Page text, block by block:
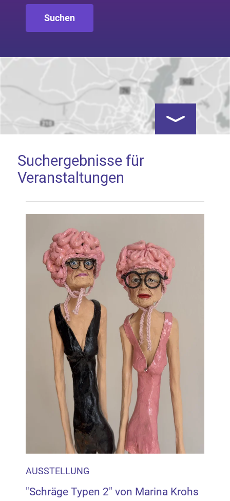
Google Map laden
Mit dem Laden der Karte akzeptieren Sie, dass die
Anwendung Google Maps beim Aktivieren von
Inhalten Cookies auf Ihrem Gerät setzt, z.B. zwecks
Reichweitenmessung und profilbasierter Werbung.
zur Datenschutzerklärung
Hier können Sie Ihre Cookie-
Einstellungen anpassen
Kartenansicht
Suchergebnisse für
Veranstaltungen
AUSSTELLUNG
"Schräge Typen 2" von Marina Krohs